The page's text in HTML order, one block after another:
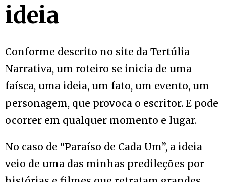
ideia
Conforme descrito no site da Tertúlia
Narrativa, um roteiro se inicia de uma
faísca, uma ideia, um fato, um evento, um
personagem, que provoca o escritor. E pode
ocorrer em qualquer momento e lugar.
No caso de “Paraíso de Cada Um”, a ideia
veio de uma das minhas predileções por